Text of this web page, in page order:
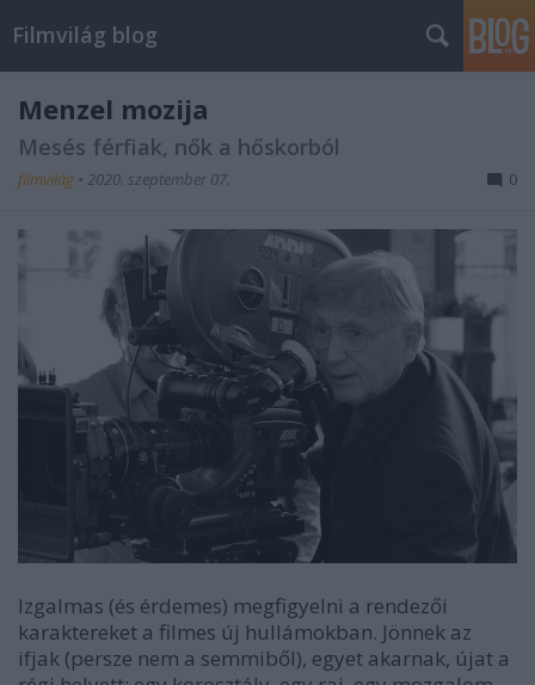
Filmvilág blog
Menzel mozija
Mesés férfiak, nők a hőskorból
filmvilág • 2020. szeptember 07. 0
Izgalmas (és érdemes) megfigyelni a rendezői
karaktereket a filmes új hullámokban. Jönnek az
ifjak (persze nem a semmiből), egyet akarnak, újat a